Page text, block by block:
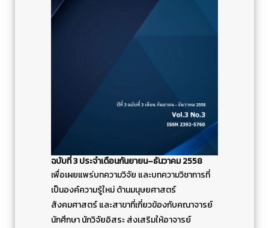
ฉบับที่ 3 ประจำเดือนกันยายน–ธันวาคม 2558
เพื่อเผยแพร่บทความวิจัย และบทความวิชาการที่
เป็นองค์ความรู้ใหม่ ด้านมนุษยศาสตร์
สังคมศาสตร์ และสาขาที่เกี่ยวข้องกับคณาจารย์
นักศึกษา นักวิจัยอิสระ ส่งเสริมให้อาจารย์